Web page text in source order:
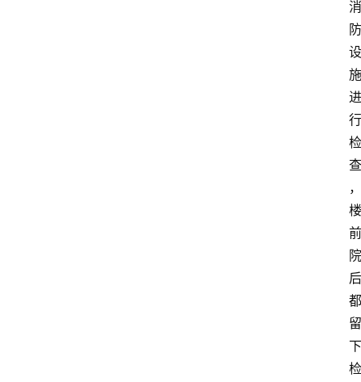
消
防
设
施
进
行
检
查
，
楼
前
院
后
都
留
下
检